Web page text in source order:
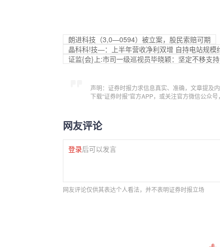
朗进科技（3,0—0594）被立案，股民索赔可期
晶科科!技—：上半年营收净利双增 自持电站规模
证监{会}上:市司一级巡视员毕晓颖：坚定不移支
声明：证券时报力求信息真实、准确，文章提及
下载“证券时报”官方APP，或关注官方微信公众
网友评论
登录后可以发言
网友评论仅供其表达个人看法，并不表明证券时报立场